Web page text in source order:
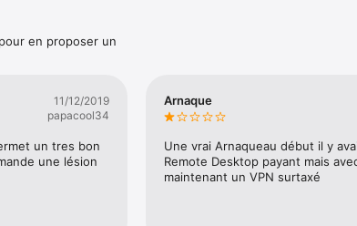
des paquets sur des ordinateurs hors
que vous contrôlez leur système, grâce
Computing), y compris des systèmes
en proposer un
11/12/2019
papacool34
un tres bon
une lésion
Arnaque
Une vrai Arnaqueau début il y
Remote Desktop payant mais
maintenant un VPN surtaxé